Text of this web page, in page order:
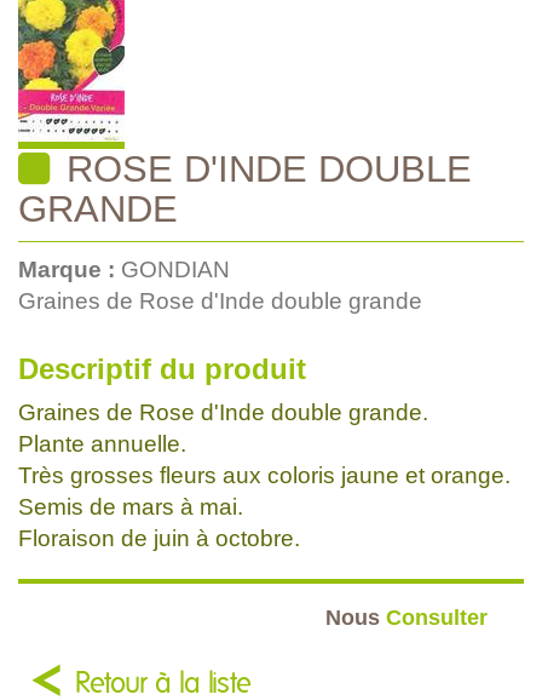
ROSE D'INDE DOUBLE
GRANDE
Marque : GONDIAN
Graines de Rose d'Inde double grande
Descriptif du produit
Graines de Rose d'Inde double grande.
Plante annuelle.
Très grosses fleurs aux coloris jaune et orange.
Semis de mars à mai.
Floraison de juin à octobre.
Nous Consulter
Retour à la liste